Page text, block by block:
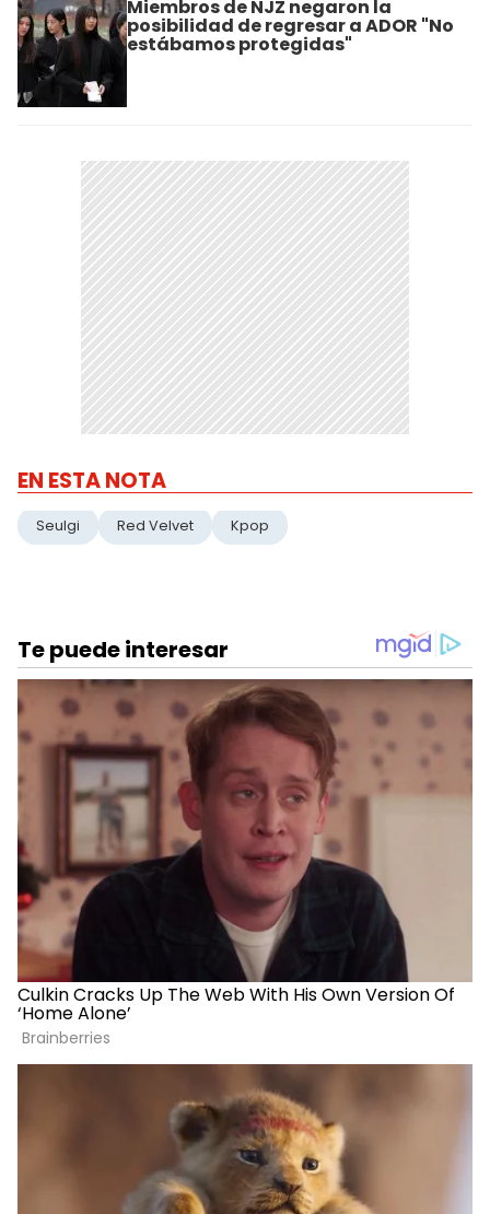
Miembros de NJZ negaron la
posibilidad de regresar a ADOR "No
estábamos protegidas"
EN ESTA NOTA
Seulgi Red Velvet Kpop